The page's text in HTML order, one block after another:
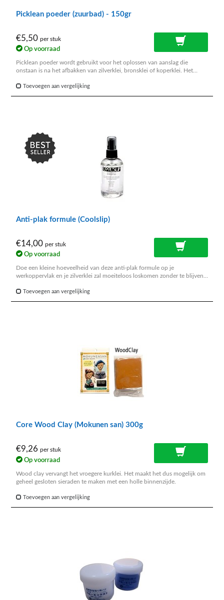
Picklean poeder (zuurbad) - 150gr
€5,50 per stuk
Op voorraad
Picklean poeder wordt gebruikt voor het oplossen van aanslag die
onstaan is na het afbakken van zilverklei, bronsklei of koperklei. Het
voorwerp daarin worden ondergedompeld.
Toevoegen aan vergelijking
Anti-plak formule (Coolslip)
€14,00 per stuk
Op voorraad
Doe een kleine hoeveelheid van deze anti-plak formule op je
werkoppervlak en je zilverklei zal moeiteloos loskomen zonder te blijven
Toevoegen aan vergelijking
Core Wood Clay (Mokunen san) 300g
€9,26 per stuk
Op voorraad
Wood clay vervangt het vroegere kurklei. Het maakt het dus mogelijk om
geheel gesloten sieraden te maken met een holle binnenzijde.
Toevoegen aan vergelijking